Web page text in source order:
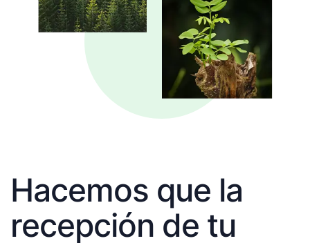
Hacemos que la
recepción de tu